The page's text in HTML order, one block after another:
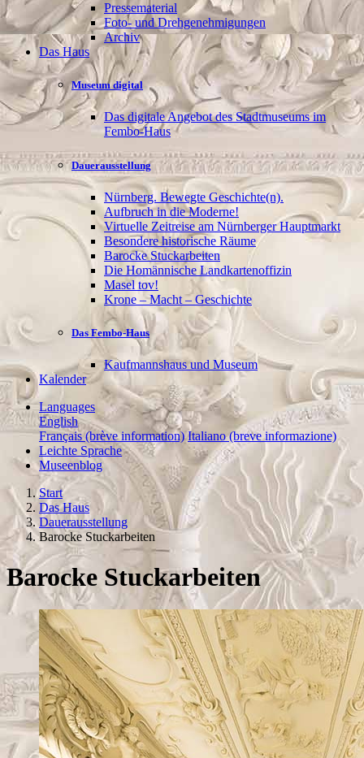
Pressematerial
Foto- und Drehgenehmigungen
Archiv
Das Haus
Museum digital
Das digitale Angebot des Stadtmuseums im
Fembo-Haus
Dauerausstellung
Nürnberg. Bewegte Geschichte(n).
Aufbruch in die Moderne!
Virtuelle Zeitreise am Nürnberger Hauptmarkt
Besondere historische Räume
Barocke Stuckarbeiten
Die Homännische Landkartenoffizin
Masel tov!
Krone – Macht – Geschichte
Das Fembo-Haus
Kaufmannshaus und Museum
Kalender
Languages
English
Français (brève information) Italiano (breve informazione)
Leichte Sprache
Museenblog
Start
Das Haus
Dauerausstellung
Barocke Stuckarbeiten
Barocke Stuckarbeiten